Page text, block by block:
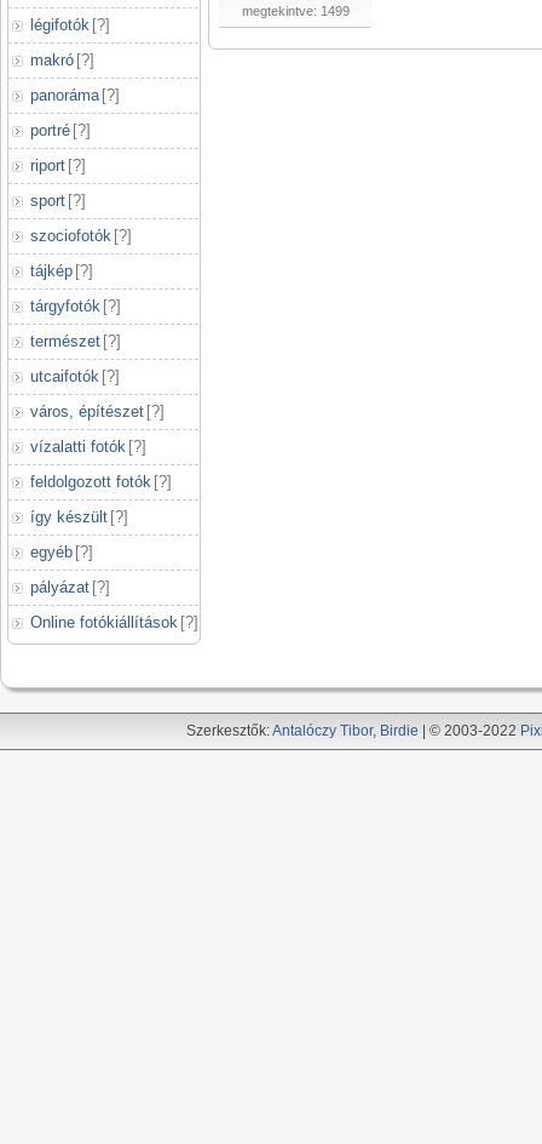
légifotók [?]
makró [?]
panoráma [?]
portré [?]
riport [?]
sport [?]
szociofotók [?]
tájkép [?]
tárgyfotók [?]
természet [?]
utcaifotók [?]
város, építészet [?]
vízalatti fotók [?]
feldolgozott fotók [?]
így készült [?]
egyéb [?]
pályázat [?]
Online fotókiállítások [?]
megtekintve: 1499
Szerkesztők:Antalóczy Tibor, Birdie | © 2003-2022